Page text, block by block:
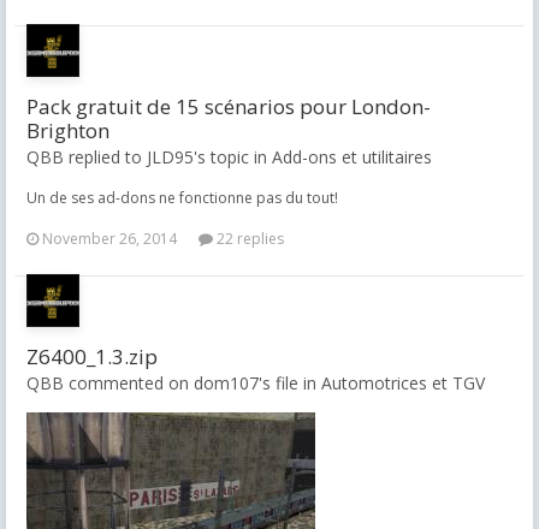
Pack gratuit de 15 scénarios pour London-
Brighton
QBB replied to JLD95's topic in Add-ons et utilitaires
Un de ses ad-dons ne fonctionne pas du tout!
November 26, 2014
22 replies
Z6400_1.3.zip
QBB commented on dom107's file in Automotrices et TGV